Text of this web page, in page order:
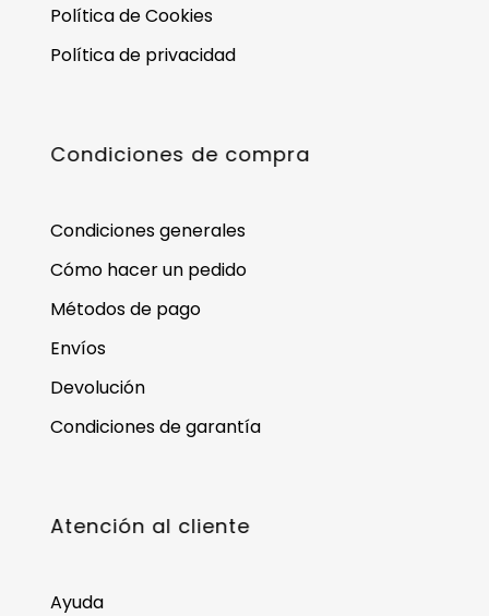
Política de Cookies
Política de privacidad
Condiciones de compra
Condiciones generales
Cómo hacer un pedido
Métodos de pago
Envíos
Devolución
Condiciones de garantía
Atención al cliente
Ayuda